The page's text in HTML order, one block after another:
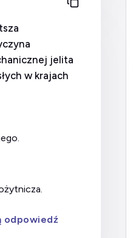
jelita
w krajach
odpowiedź